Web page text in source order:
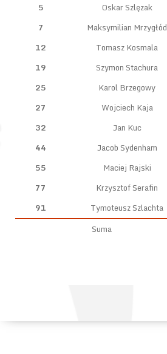
5
Oskar Szlęzak
7
Maksymilian Mrzygłód
12
Tomasz Kosmala
19
Szymon Stachura
25
Karol Brzegowy
27
Wojciech Kaja
32
Jan Kuc
44
Jacob Sydenham
55
Maciej Rajski
77
Krzysztof Serafin
91
Tymoteusz Szlachta
Suma